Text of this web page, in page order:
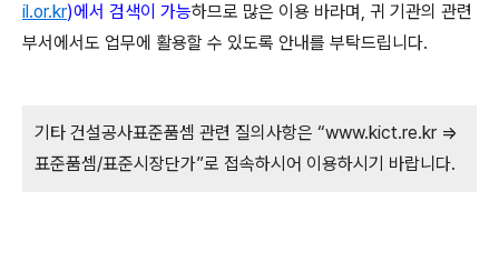
il.or.kr)에서 검색이 가능하므로 많은 이용 바라며, 귀 기관의 관련
부서에서도 업무에 활용할 수 있도록 안내를 부탁드립니다.
기타 건설공사표준품셈 관련 질의사항은 “www.kict.re.kr ⇒
표준품셈/표준시장단가”로 접속하시어 이용하시기 바랍니다.